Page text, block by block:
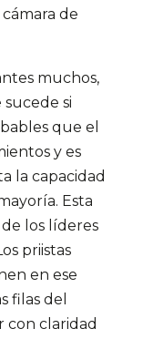
de
muchos,
sucede si
que el
y es
la capacidad
Esta
los líderes
priistas
en ese
filas del
con claridad